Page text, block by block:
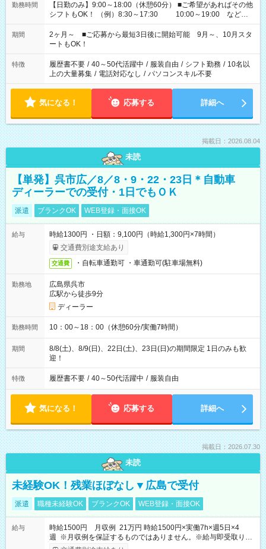
勤務時間
【日勤のみ】9:00～18:00（休憩60分） ■ご希望があればその他
シフトもOK！ （例）8:30～17:30 10:00～19:00 など
「家族とお休みを合わせたい」 「余裕を持って夕飯の準備がし
たい」 「できれば残業はしたくない」 など、ご希望があれば教
えてくださいね。 ※Wワーク希望の方へ 今ご覧のお仕事で希望
する勤務時間と、もう1つのお仕事の勤務時間。 合計で週40時
間を超える場合は応募できません
期間
2ヶ月～ ■ご応募から最短3日後に開始可能 9月～、10月スタ
ートもOK！
特徴 履歴書不要 / 40～50代活躍中 / 服装自由 / シフト勤務 / 10名以
上の大量募集 / 電話対応なし / パソコンスキル不要
気になる！ 応募する 詳細へ
掲載日：2026.08.04
未読
【単発】呉市広／8／8・9・22・23日＊自動車
ディーラーでの受付・1日でもＯＫ
派遣 ブランクOK WEB登録・面接OK
給与
時給1300円 ・日額：9,100円（時給1,300円×7時間）
交通費別途支給あり
交通費 ・自転車通勤可 ・車通勤可(駐車場無料)
勤務地
広島県呉市
広駅から徒歩9分
ディーラー
勤務時間 10：00～18：00（休憩60分/実働7時間）
期間
8/8(土)、8/9(日)、22日(土)、23日(日)の期間限定 1日のみも歓
迎！
特徴 履歴書不要 / 40～50代活躍中 / 服装自由
気になる！ 応募する 詳細へ
掲載日：2026.07.30
未読
未経験OK！残業ほぼなし▼広島で受付
派遣 職種未経験OK ブランクOK WEB登録・面接OK
給与
時給1500円 月収例 21万円 時給1500円×実働7h×週5日×4
週 ※月収例を保証するものではありません。※給与即受取りサ
ービス利用可（利用条件有）